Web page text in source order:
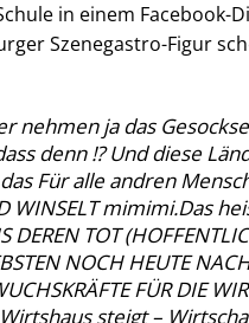
in einem Facebook-
Szenegastro-Figur
nehmen ja das
denn !? Und diese
Für alle andren
WINSELT mimimi.Das
DEREN TOT
NOCH HEUTE
FÜR DIE
steigt –